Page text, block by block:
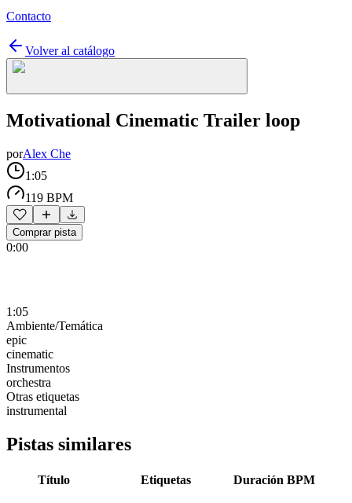
Contacto
Volver al catálogo
Motivational Cinematic Trailer loop
porAlex Che
1:05
119 BPM
Comprar pista
0:00
1:05
Ambiente/Temática
epic
cinematic
Instrumentos
orchestra
Otras etiquetas
instrumental
Pistas similares
Título Etiquetas Duración BPM